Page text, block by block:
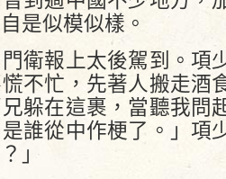
是似模似樣。
衛報上太後駕到。項
不忙，先著人搬走酒
躲在這裹，當聽我問
誰從中作梗了。」項
」